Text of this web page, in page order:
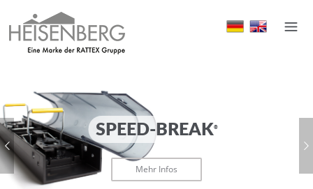
SPEED-BREAK®
Mehr Infos